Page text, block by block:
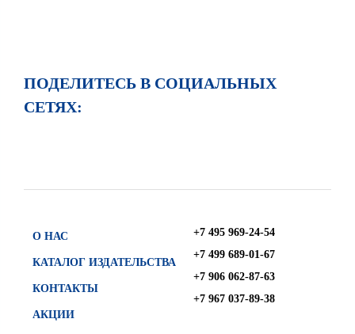
ПОДЕЛИТЕСЬ В СОЦИАЛЬНЫХ
СЕТЯХ:
О НАС
КАТАЛОГ ИЗДАТЕЛЬСТВА
КОНТАКТЫ
АКЦИИ
+7 495 969-24-54
+7 499 689-01-67
+7 906 062-87-63
+7 967 037-89-38